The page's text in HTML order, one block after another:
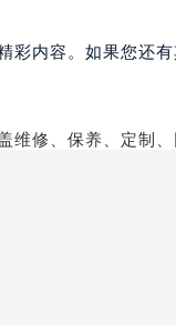
彩内容。如果您还